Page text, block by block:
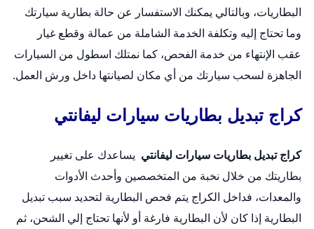
البطاريات، وبالتالي يمكنك الاستفسار عن حالة بطارية سيارتك
وما تحتاج إليه وتكلفة الخدمة الشاملة من عمالة وقطع غيار
عقب الإنتهاء من خدمة الفحص، كما نمتلك اسطول من السيارات
الجاهزة لسحب سيارتك من أي مكان لصيانتها داخل ورش العمل.
كراج تبديل بطاريات سيارات ليفانتي
كراج تبديل بطاريات سيارات ليفانتي يساعدك على تغيير
بطاريتك من خلال نخبة من المتخصصين وأحدث الأدوات
والمعدات، فداخل الكراج يتم فحص البطارية لتحديد سبب تبديل
البطارية إذا كان لأن البطارية فارغة أو لأنها تحتاج إلي الشحن، ثم